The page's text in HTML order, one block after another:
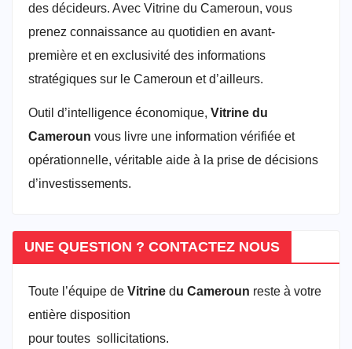
des décideurs. Avec Vitrine du Cameroun, vous
prenez connaissance au quotidien en avant-
première et en exclusivité des informations
stratégiques sur le Cameroun et d’ailleurs.
Outil d’intelligence économique, Vitrine du
Cameroun vous livre une information vérifiée et
opérationnelle, véritable aide à la prise de décisions
d’investissements.
UNE QUESTION ? CONTACTEZ NOUS
Toute l’équipe de Vitrine du Cameroun reste à votre
entière disposition
pour toutes sollicitations.